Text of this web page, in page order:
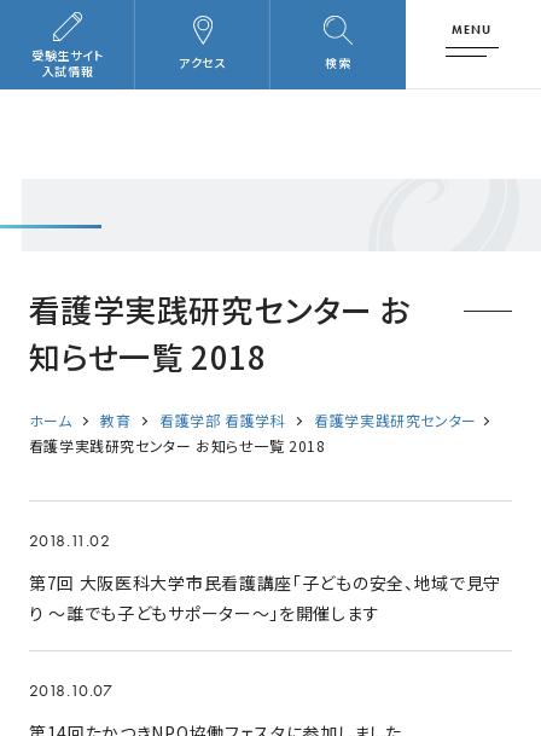
検索
アクセス
受験生サイト
入試情報
MENU
看護学実践研究センター お
知らせ一覧 2018
ホーム 教育 看護学部 看護学科
看護学実践研究センター
看護学実践研究センター お知らせ一覧 2018
2018.11.02
第7回 大阪医科大学市民看護講座「子どもの安全、地域で見守
り ～誰でも子どもサポーター～」を開催します
2018.10.07